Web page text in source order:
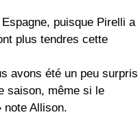
puisque Pirelli a
plus tendres cette
avons été un peu surpris
saison, même si le
note Allison.